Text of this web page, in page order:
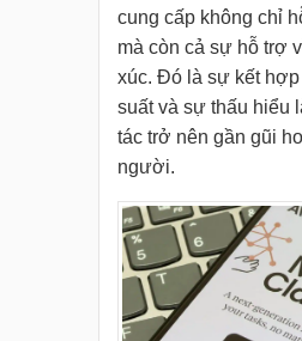
cung cấp không chỉ
mà còn cả sự hỗ trợ
xúc. Đó là sự kết
suất và sự thấu hiểu
tác trở nên gần gũi
người.